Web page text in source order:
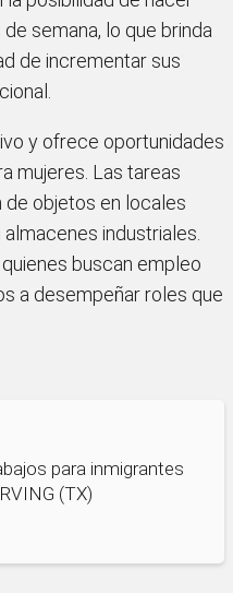
semana, lo que brinda
de incrementar sus
y ofrece oportunidades
mujeres. Las tareas
objetos en locales
industriales.
buscan empleo
a desempeñar roles que
para inmigrantes
(TX)